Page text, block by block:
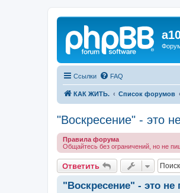
Ссылки FAQ
КАК ЖИТЬ. Список форумов
"Воскресение" - это
Правила форума
Общайтесь без ограничений, но не
Ответить
"Воскресение" - это не